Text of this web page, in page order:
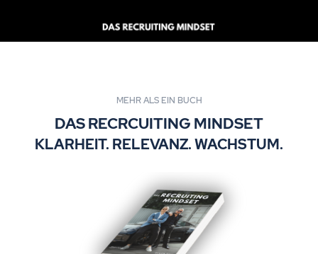
MEHR ALS EIN BUCH
DAS RECRCUITING MINDSET
KLARHEIT. RELEVANZ. WACHSTUM.